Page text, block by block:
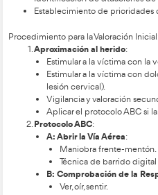
3. Socorrer (S):
Es vital ser cuidadosos al
lesiones. Las actuaciones
Consejo Europeo de